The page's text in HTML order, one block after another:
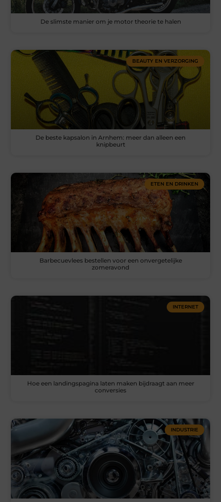
De slimste manier om je motor theorie te halen
BEAUTY EN VERZORGING
De beste kapsalon in Arnhem: meer dan alleen een
knipbeurt
ETEN EN DRINKEN
Barbecuevlees bestellen voor een onvergetelijke
zomeravond
INTERNET
Hoe een landingspagina laten maken bijdraagt aan meer
conversies
INDUSTRIE